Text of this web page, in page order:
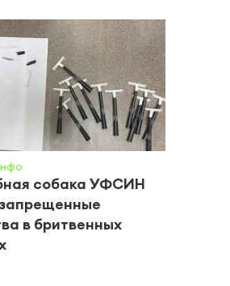
собака УФСИН
в бритвенных